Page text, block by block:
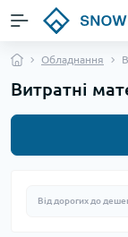
Обладнання
Витратні